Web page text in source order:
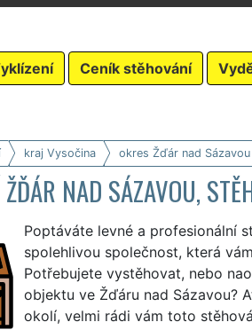
Ceník stěhování
kraj Vysočina okres Žďár nad Sázavou
NAD SÁZAVOU,
Poptáváte levné a profesionální
spolehlivou společnost, která
Potřebujete vystěhovat, nebo
objektu ve Žďáru nad Sázavou?
okolí, velmi rádi vám toto